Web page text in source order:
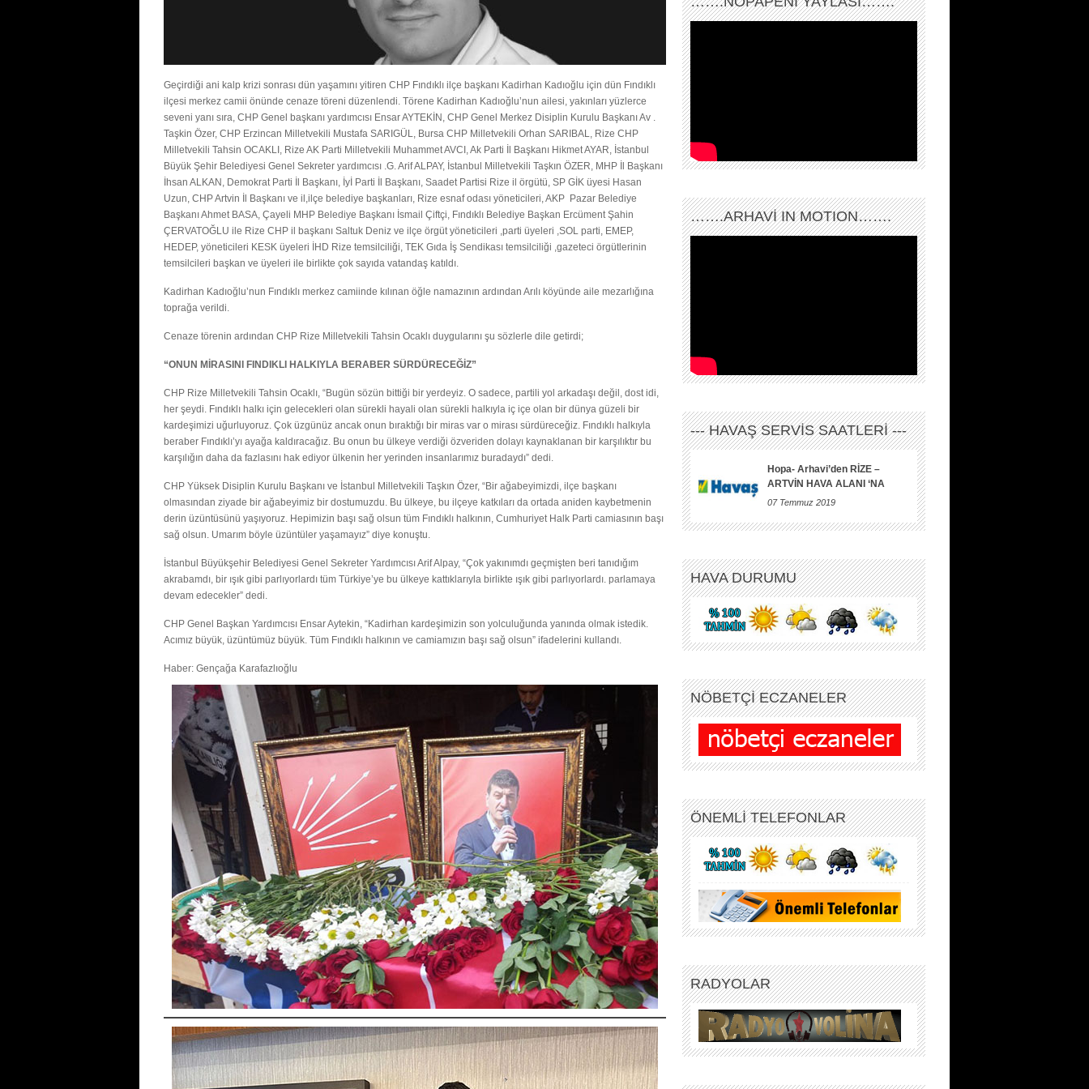
Geçirdiği ani kalp krizi sonrası dün yaşamını yitiren CHP Fındıklı ilçe başkanı Kadirhan Kadıoğlu için dün Fındıklı
ilçesi merkez camii önünde cenaze töreni düzenlendi. Törene Kadirhan Kadıoğlu’nun ailesi, yakınları yüzlerce
seveni yanı sıra, CHP Genel başkanı yardımcısı Ensar AYTEKİN, CHP Genel Merkez Disiplin Kurulu Başkanı Av .
Taşkin Özer, CHP Erzincan Milletvekili Mustafa SARIGÜL, Bursa CHP Milletvekili Orhan SARIBAL, Rize CHP
Milletvekili Tahsin OCAKLI, Rize AK Parti Milletvekili Muhammet AVCI, Ak Parti İl Başkanı Hikmet AYAR, İstanbul
Büyük Şehir Belediyesi Genel Sekreter yardımcısı .G. Arif ALPAY, İstanbul Milletvekili Taşkın ÖZER, MHP İl Başkanı
İhsan ALKAN, Demokrat Parti İl Başkanı, İyİ Parti İl Başkanı, Saadet Partisi Rize il örgütü, SP GİK üyesi Hasan
Uzun, CHP Artvin İl Başkanı ve il,ilçe belediye başkanları, Rize esnaf odası yöneticileri, AKP Pazar Belediye
Başkanı Ahmet BASA, Çayeli MHP Belediye Başkanı İsmail Çiftçi, Fındıklı Belediye Başkan Ercüment Şahin
ÇERVATOĞLU ile Rize CHP il başkanı Saltuk Deniz ve ilçe örgüt yöneticileri ,parti üyeleri ,SOL parti, EMEP,
HEDEP, yöneticileri KESK üyeleri İHD Rize temsilciliği, TEK Gıda İş Sendikası temsilciliği ,gazeteci örgütlerinin
temsilcileri başkan ve üyeleri ile birlikte çok sayıda vatandaş katıldı.
Kadirhan Kadıoğlu’nun Fındıklı merkez camiinde kılınan öğle namazının ardından Arılı köyünde aile mezarlığına
toprağa verildi.
Cenaze törenin ardından CHP Rize Milletvekili Tahsin Ocaklı duygularını şu sözlerle dile getirdi;
“ONUN MİRASINI FINDIKLI HALKIYLA BERABER SÜRDÜRECEĞİZ”
CHP Rize Milletvekili Tahsin Ocaklı, “Bugün sözün bittiği bir yerdeyiz. O sadece, partili yol arkadaşı değil, dost idi,
her şeydi. Fındıklı halkı için gelecekleri olan sürekli hayali olan sürekli halkıyla iç içe olan bir dünya güzeli bir
kardeşimizi uğurluyoruz. Çok üzgünüz ancak onun bıraktığı bir miras var o mirası sürdüreceğiz. Fındıklı halkıyla
beraber Fındıklı’yı ayağa kaldıracağız. Bu onun bu ülkeye verdiği özveriden dolayı kaynaklanan bir karşılıktır bu
karşılığın daha da fazlasını hak ediyor ülkenin her yerinden insanlarımız buradaydı” dedi.
CHP Yüksek Disiplin Kurulu Başkanı ve İstanbul Milletvekili Taşkın Özer, “Bir ağabeyimizdi, ilçe başkanı
olmasından ziyade bir ağabeyimiz bir dostumuzdu. Bu ülkeye, bu ilçeye katkıları da ortada aniden kaybetmenin
derin üzüntüsünü yaşıyoruz. Hepimizin başı sağ olsun tüm Fındıklı halkının, Cumhuriyet Halk Parti camiasının başı
sağ olsun. Umarım böyle üzüntüler yaşamayız” diye konuştu.
İstanbul Büyükşehir Belediyesi Genel Sekreter Yardımcısı Arif Alpay, “Çok yakınımdı geçmişten beri tanıdığım
akrabamdı, bir ışık gibi parlıyorlardı tüm Türkiye’ye bu ülkeye kattıklarıyla birlikte ışık gibi parlıyorlardı. parlamaya
devam edecekler” dedi.
CHP Genel Başkan Yardımcısı Ensar Aytekin, “Kadirhan kardeşimizin son yolculuğunda yanında olmak istedik.
Acımız büyük, üzüntümüz büyük. Tüm Fındıklı halkının ve camiamızın başı sağ olsun” ifadelerini kullandı.
Haber: Gençağa Karafazlıoğlu
…….ARHAVI IN MOTION…….
--- HAVAŞ SERVİS SAATLERİ ---
Hopa- Arhavi’den RİZE –
ARTVİN HAVA ALANI ‘NA
07 Temmuz 2019
HAVA DURUMU
NÖBETÇİ ECZANELER
ÖNEMLİ TELEFONLAR
RADYOLAR